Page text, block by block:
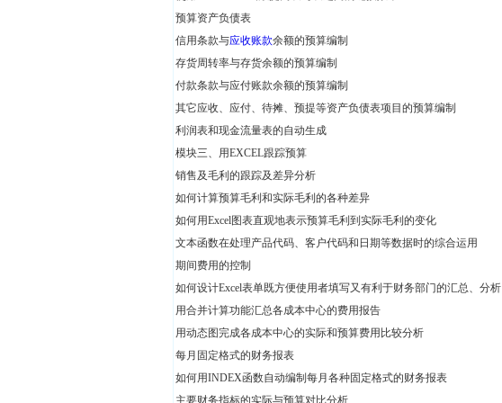
预算资产负债表
信用条款与应收账款余额的预算编制
存货周转率与存货余额的预算编制
付款条款与应付账款余额的预算编制
其它应收、应付、待摊、预提等资产负债表项目的预算编制
利润表和现金流量表的自动生成
模块三、用EXCEL跟踪预算
销售及毛利的跟踪及差异分析
如何计算预算毛利和实际毛利的各种差异
如何用Excel图表直观地表示预算毛利到实际毛利的变化
文本函数在处理产品代码、客户代码和日期等数据时的综合运用
期间费用的控制
如何设计Excel表单既方便使用者填写又有利于财务部门的汇总、分析
用合并计算功能汇总各成本中心的费用报告
用动态图完成各成本中心的实际和预算费用比较分析
每月固定格式的财务报表
如何用INDEX函数自动编制每月各种固定格式的财务报表
主要财务指标的实际与预算对比分析